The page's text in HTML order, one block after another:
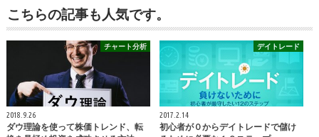
こちらの記事も人気です。
チャート分析
2018.9.26
ダウ理論を使って株価トレンド、転
デイトレード
2017.2.14
初心者が０からデイトレードで儲け